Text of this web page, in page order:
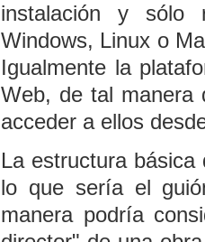
instalación y sólo
Windows, Linux o
Igualmente la
Web, de tal manera
acceder a ellos
La estructura
lo que sería el
manera podría